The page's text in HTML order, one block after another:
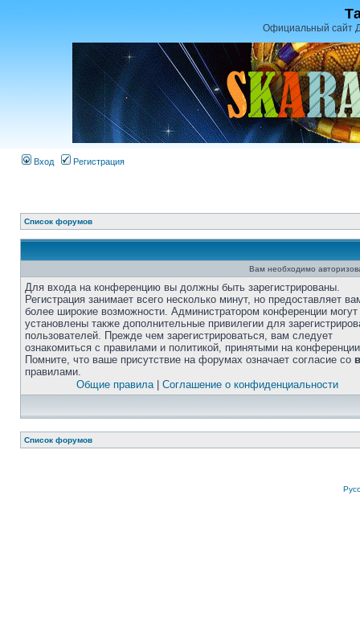
Официальный сайт
Вход Регистрация
Список форумов
Вам необходимо
Для входа на конференцию вы должны быть зарегистрированы.
Регистрация занимает всего несколько минут, но предоставляет
более широкие возможности. Администратором конференции
установлены также дополнительные привилегии для
пользователей. Прежде чем зарегистрироваться, вам следует
ознакомиться с правилами и политикой, принятыми на
Помните, что ваше присутствие на форумах означает согласие со
правилами.
Общие правила| Соглашение о конфиденциальности
Список форумов